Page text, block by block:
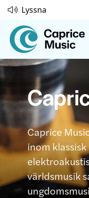
Lyssna
Caprice
inom
världsmusik